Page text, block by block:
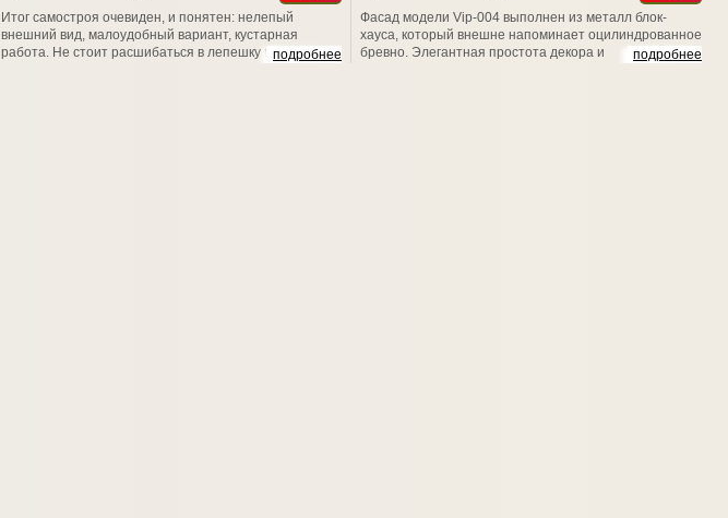
подробнее
Итог самостроя очевиден, и понятен: нелепый
внешний вид, малоудобный вариант, кустарная
работа. Не стоит расшибаться в лепешку и класть
подробнее
Фасад модели Vip-004 выполнен из металл блок-
хауса, который внешне напоминает оцилиндрованное
бревно. Элегантная простота декора и